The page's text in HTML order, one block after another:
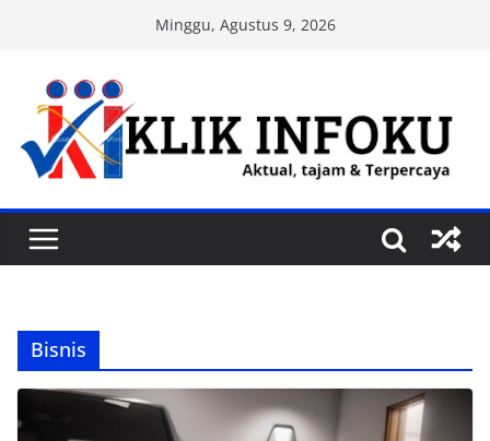
content
Minggu, Agustus 9, 2026
Bisnis